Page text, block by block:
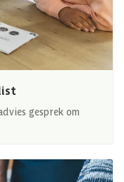
gesprek om